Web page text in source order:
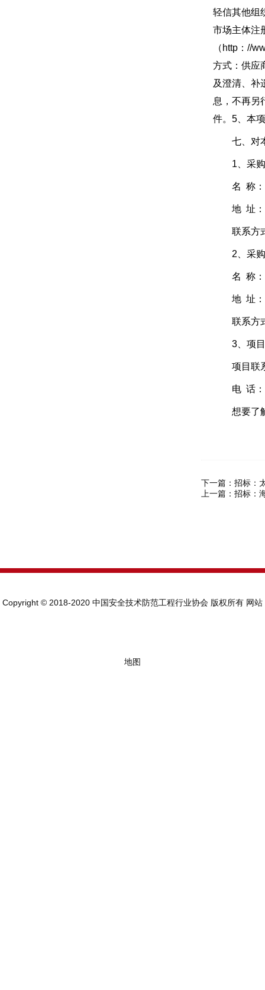
轻信其他组
市场主体注
（http：//
方式：供应
及澄清、补
息，不再另
件。5、本
七、对本
1、采购
名 称：
地 址：迁
联系方式
2、采购
名 称：瑞
地 址：石
联系方式
3、项目
项目联
电 话：
想要了解
下一篇： 招标：
上一篇： 招标：
Copyright © 2018-2020 中国安全技术防范工程行业协会 版权所有 网站
地图